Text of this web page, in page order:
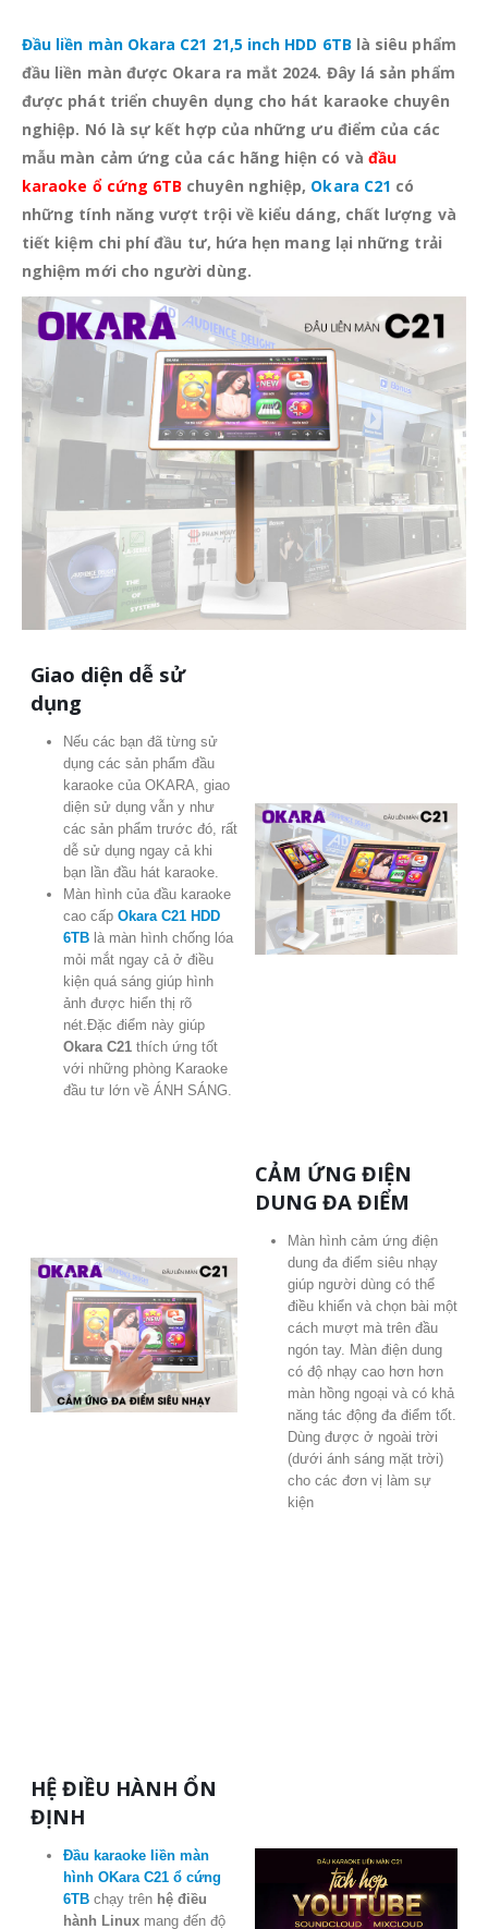
Đầu liền màn Okara C21 21,5 inch HDD 6TB là siêu phẩm
đầu liền màn được Okara ra mắt 2024. Đây lá sản phẩm
được phát triển chuyên dụng cho hát karaoke chuyên
nghiệp. Nó là sự kết hợp của những ưu điểm của các
mẫu màn cảm ứng của các hãng hiện có và đầu
karaoke ổ cứng 6TB chuyên nghiệp, Okara C21 có
những tính năng vượt trội về kiểu dáng, chất lượng và
tiết kiệm chi phí đầu tư, hứa hẹn mang lại những trải
nghiệm mới cho người dùng.
Giao diện dễ sử
dụng
Nếu các bạn đã từng sử
dụng các sản phẩm đầu
karaoke của OKARA, giao
diện sử dụng vẫn y như
các sản phẩm trước đó, rất
dễ sử dụng ngay cả khi
bạn lần đầu hát karaoke.
Màn hình của đầu karaoke
cao cấp Okara C21 HDD
6TBlà màn hình chống lóa
mỏi mắt ngay cả ở điều
kiện quá sáng giúp hình
ảnh được hiển thị rõ
nét.Đặc điểm này giúp
Okara C21thích ứng tốt
với những phòng Karaoke
đầu tư lớn về ÁNH SÁNG.
CẢM ỨNG ĐIỆN
DUNG ĐA ĐIỂM
Màn hình cảm ứng điện
dung đa điểm siêu nhạy
giúp người dùng có thể
điều khiển và chọn bài một
cách mượt mà trên đầu
ngón tay. Màn điện dung
có độ nhạy cao hơn hơn
màn hồng ngoại và có khả
năng tác động đa điểm tốt.
Dùng được ở ngoài trời
(dưới ánh sáng mặt trời)
cho các đơn vị làm sự
kiện
HỆ ĐIỀU HÀNH ỔN
ĐỊNH
Đầu karaoke liền màn
hình OKara C21 ổ cứng
6TBchạy trên hệ điều
hành Linuxmang đến độ